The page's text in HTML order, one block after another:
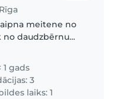
meitene no
no daudzbērnu
gan arī
arī taisu ēst un
bijuši vairāki..
1 gads
3
laiks: 1